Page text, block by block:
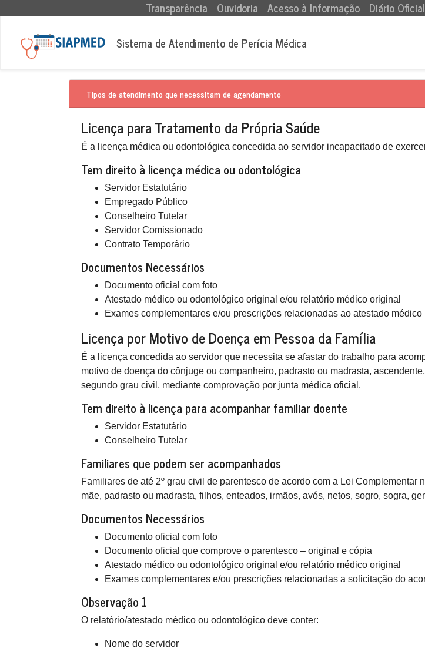
Transparência (current)
Ouvidoria Acesso à Informação Diário Oficial
Sistema de Atendimento de Perícia Médica
Tipos de atendimento que necessitam de agendamento
Licença para Tratamento da Própria Saúde
É a licença médica ou odontológica concedida ao servidor incapacitado de
Tem direito à licença médica ou odontológica
Servidor Estatutário
Empregado Público
Conselheiro Tutelar
Servidor Comissionado
Contrato Temporário
Documentos Necessários
Documento oficial com foto
Atestado médico ou odontológico original e/ou relatório médico original
Exames complementares e/ou prescrições relacionadas ao atestado médico
Licença por Motivo de Doença em Pessoa da Família
É a licença concedida ao servidor que necessita se afastar do trabalho para
motivo de doença do cônjuge ou companheiro, padrasto ou madrasta,
segundo grau civil, mediante comprovação por junta médica oficial.
Tem direito à licença para acompanhar familiar doente
Servidor Estatutário
Conselheiro Tutelar
Familiares que podem ser acompanhados
Familiares de até 2º grau civil de parentesco de acordo com a Lei Complementar
mãe, padrasto ou madrasta, filhos, enteados, irmãos, avós, netos, sogro, sogra,
Documentos Necessários
Documento oficial com foto
Documento oficial que comprove o parentesco – original e cópia
Atestado médico ou odontológico original e/ou relatório médico original
Exames complementares e/ou prescrições relacionadas a solicitação do
Observação 1
O relatório/atestado médico ou odontológico deve conter:
Nome do servidor